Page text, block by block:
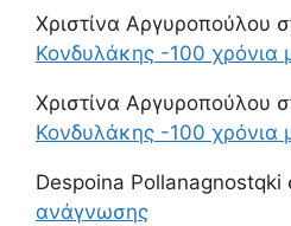
Χριστίνα Αργυροπούλου
Κονδυλάκης -100 χρόνια
Χριστίνα Αργυροπούλου
Κονδυλάκης -100 χρόνια
Despoina Pollanagnostqki
ανάγνωσης